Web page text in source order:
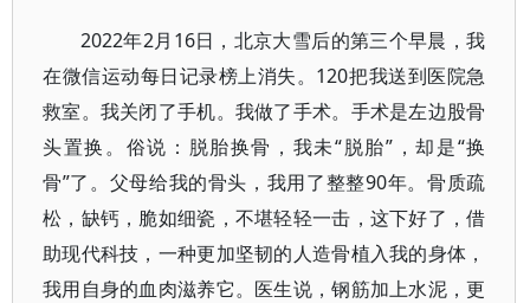
2022年2月16日，北京大雪后的第三个早晨，我
在微信运动每日记录榜上消失。120把我送到医院急
救室。我关闭了手机。我做了手术。手术是左边股骨
头置换。俗说：脱胎换骨，我未“脱胎”，却是“换
骨”了。父母给我的骨头，我用了整整90年。骨质疏
松，缺钙，脆如细瓷，不堪轻轻一击，这下好了，借
助现代科技，一种更加坚韧的人造骨植入我的身体，
我用自身的血肉滋养它。医生说，钢筋加上水泥，更